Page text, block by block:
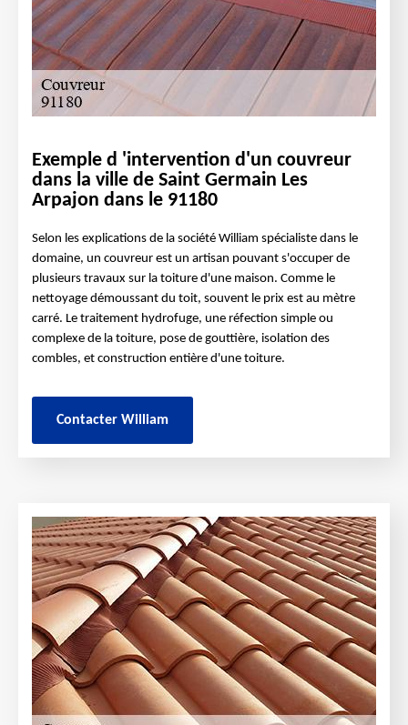
Exemple d 'intervention d'un couvreur
dans la ville de Saint Germain Les
Arpajon dans le 91180
Selon les explications de la société William spécialiste dans le
domaine, un couvreur est un artisan pouvant s'occuper de
plusieurs travaux sur la toiture d'une maison. Comme le
nettoyage démoussant du toit, souvent le prix est au mètre
carré. Le traitement hydrofuge, une réfection simple ou
complexe de la toiture, pose de gouttière, isolation des
combles, et construction entière d'une toiture.
Contacter William